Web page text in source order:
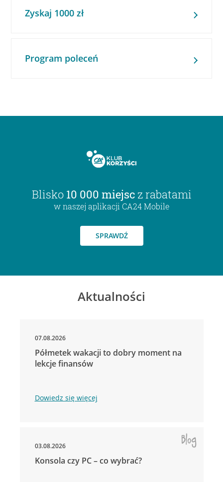
Zyskaj 1000 zł
Program poleceń
Blisko 10 000 miejsc z rabatami
w naszej aplikacji CA24 Mobile
SPRAWDŹ
Aktualności
07.08.2026
Półmetek wakacji to dobry moment na
lekcje finansów
Dowiedz się więcej
03.08.2026
Konsola czy PC – co wybrać?